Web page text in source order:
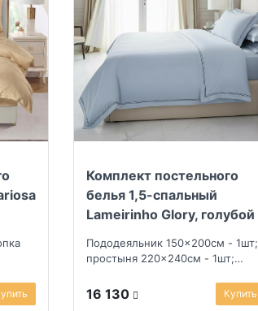
Комплект постельного
белья 1,5-спальный
Lameirinho Glory, голубой
Пододеяльник 150x200см - 1шт;
простыня 220x240см - 1шт;
16 130 Купить